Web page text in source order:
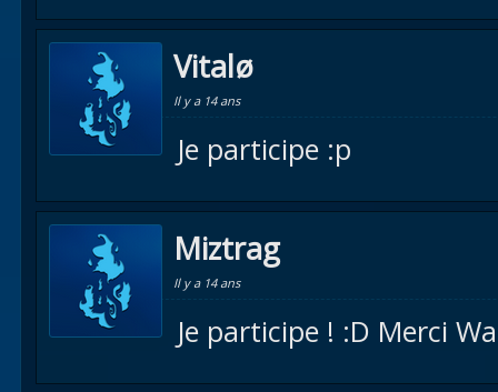
Vitalø
Il y a 14 ans
Je participe :p
Miztrag
Il y a 14 ans
Je participe ! :D Merci